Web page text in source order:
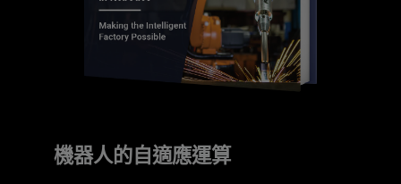
機器人的自適應運算